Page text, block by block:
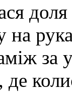
доля
на
за
де